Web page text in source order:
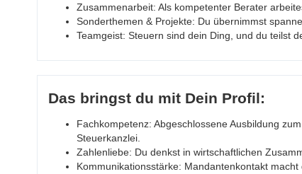
Zusammenarbeit: Als kompetenter Berater
Sonderthemen & Projekte: Du übernimmst
Teamgeist: Steuern sind dein Ding, und du teilst
Das bringst du mit Dein Profil:
Fachkompetenz: Abgeschlossene Ausbildung
Steuerkanzlei.
Zahlenliebe: Du denkst in wirtschaftlichen
Kommunikationsstärke: Mandantenkontakt